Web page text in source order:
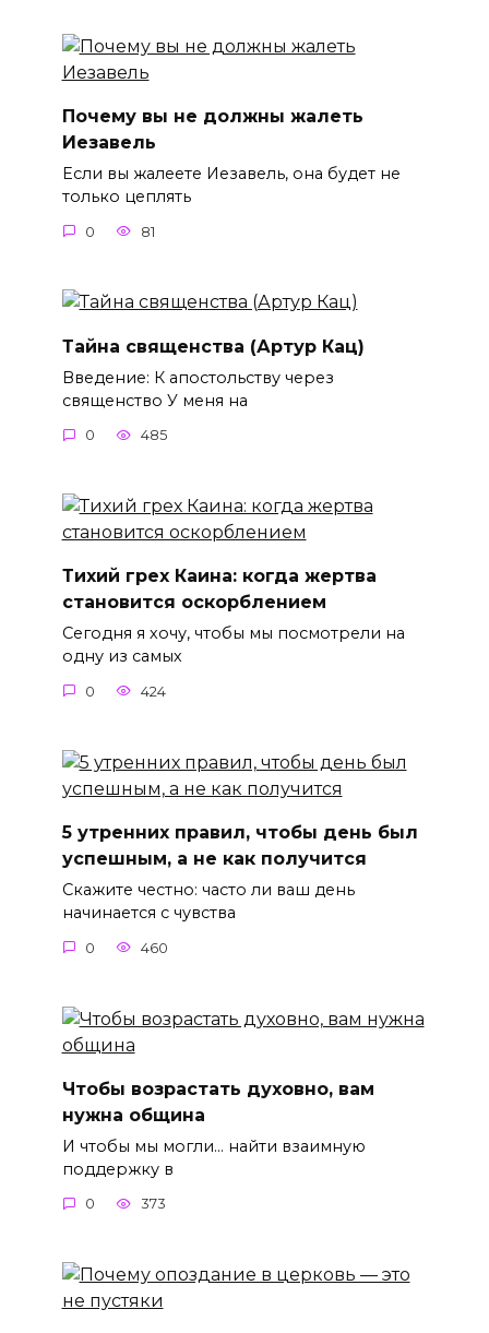
Почему вы не должны жалеть
Иезавель
Если вы жалеете Иезавель, она будет не
только цеплять
0 81
Тайна священства (Артур Кац)
Введение: К апостольству через
священство У меня на
0 485
Тихий грех Каина: когда жертва
становится оскорблением
Сегодня я хочу, чтобы мы посмотрели на
одну из самых
0 424
5 утренних правил, чтобы день был
успешным, а не как получится
Скажите честно: часто ли ваш день
начинается с чувства
0 460
Чтобы возрастать духовно, вам
нужна община
И чтобы мы могли… найти взаимную
поддержку в
0 373